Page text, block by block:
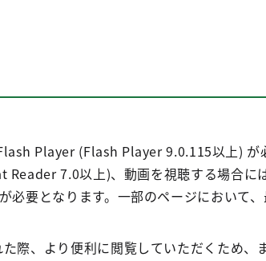
Player (Flash Player 9.0.115以上) が
7.0以上)、動画を視聴する場合
要となります。一部のページにおいて
際、より便利に閲覧していただくため